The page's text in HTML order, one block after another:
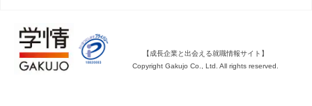
【成長企業と出会える就職情報サイト】
Copyright Gakujo Co., Ltd. All rights reserved.